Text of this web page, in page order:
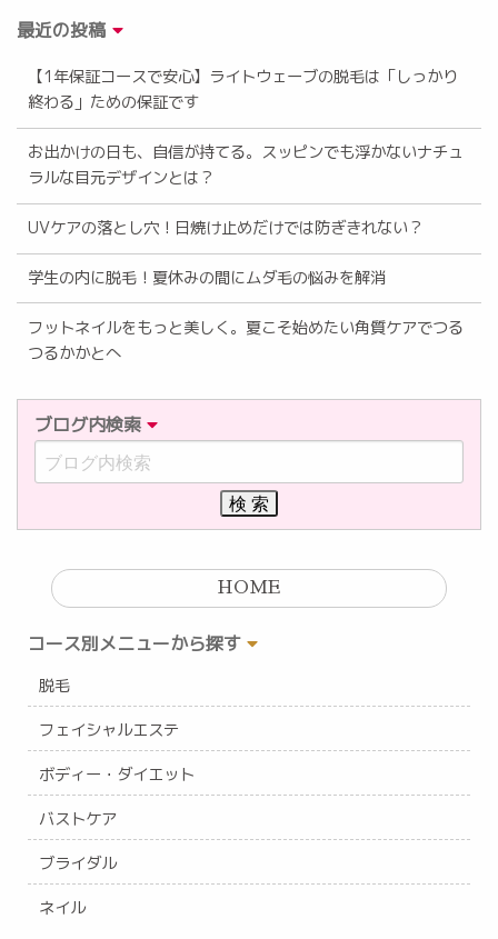
最近の投稿
【1年保証コースで安心】ライトウェーブの脱毛は「しっかり
終わる」ための保証です
お出かけの日も、自信が持てる。スッピンでも浮かないナチュ
ラルな目元デザインとは？
UVケアの落とし穴！日焼け止めだけでは防ぎきれない？
学生の内に脱毛！夏休みの間にムダ毛の悩みを解消
フットネイルをもっと美しく。夏こそ始めたい角質ケアでつる
つるかかとへ
ブログ内検索
HOME
コース別メニューから探す
脱毛
フェイシャルエステ
ボディー・ダイエット
バストケア
ブライダル
ネイル